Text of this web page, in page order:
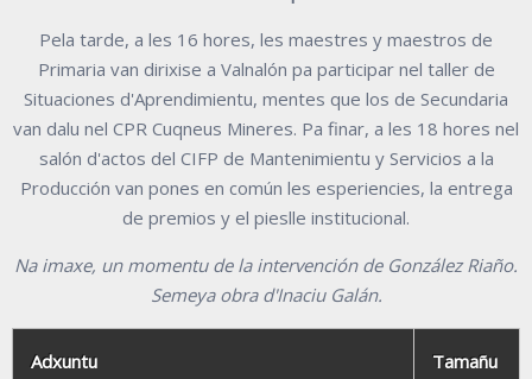
Pela tarde, a les 16 hores, les maestres y maestros de
Primaria van dirixise a Valnalón pa participar nel taller de
Situaciones d'Aprendimientu, mentes que los de Secundaria
van dalu nel CPR Cuqneus Mineres. Pa finar, a les 18 hores nel
salón d'actos del CIFP de Mantenimientu y Servicios a la
Producción van pones en común les esperiencies, la entrega
de premios y el pieslle institucional.
Na imaxe, un momentu de la intervención de González Riaño.
Semeya obra d'Inaciu Galán.
Adxuntu Tamañu